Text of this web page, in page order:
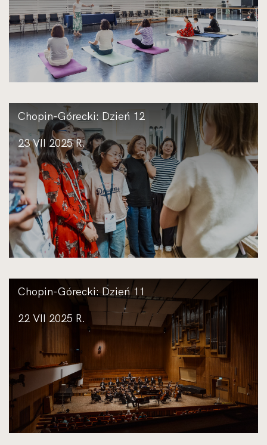
Chopin-Górecki: Dzień 12
23 VII 2025 R.
Chopin-Górecki: Dzień 11
22 VII 2025 R.